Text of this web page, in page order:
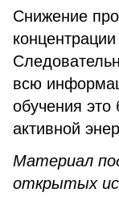
Снижение
всю
обучения это
активной
Материал
открытых